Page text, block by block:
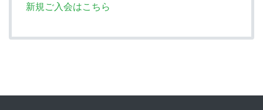
新規ご入会はこちら